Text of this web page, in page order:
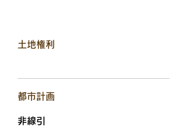
土地権利
都市計画
非線引